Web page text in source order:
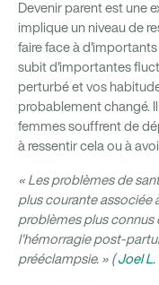
Devenir parent est une
implique un niveau de
faire face à
subit d'importantes
perturbé et vos
probablement changé.
femmes souffrent de
à ressentir cela ou à
« Les problèmes de
plus courante associée
problèmes plus
l'hémorragie post-
prééclampsie. » (Joel